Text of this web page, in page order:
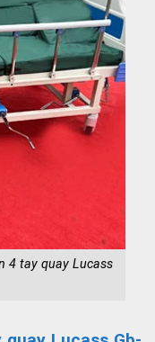
4 tay quay Lucass